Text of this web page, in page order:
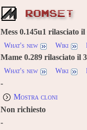
ROMSET
Mess 0.145u1 rilasciato il
What's new
Wiki
Mame 0.289 rilasciato il
What's new
Wiki
-
Mostra cloni
Non richiesto
-